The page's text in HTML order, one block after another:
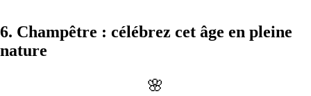
6. Champêtre : célébrez cet âge en pleine
nature
🌸